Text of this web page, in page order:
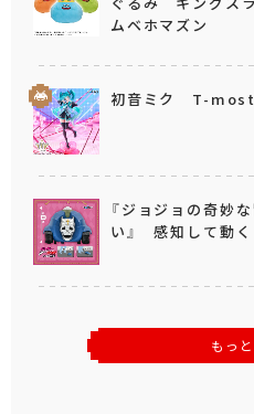
ムベホマズン
初音ミク T-
『ジョジョの奇妙
い』 感知して動
もっ